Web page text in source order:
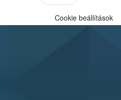
Cookie beállítások